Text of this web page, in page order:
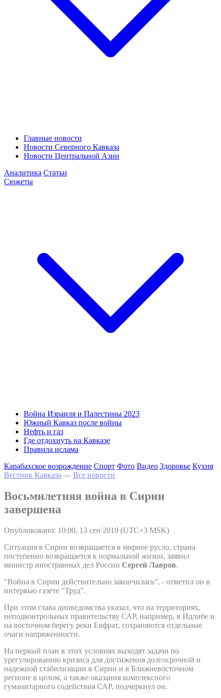
Главные новости
Новости Северного Кавказа
Новости Центральной Азии
Аналитика Статьи
Сюжеты
Война Израиля и Палестины 2023
Южный Кавказ после войны
Нефть и газ
Где отдохнуть на Кавказе
Правила ислама
Карабахское возрождение Спорт Фото Видео Здоровье Кухня
Вестник Кавказа — Все новости
Восьмилетняя война в Сирии
завершена
Опубликовано: 10:00, 13 сен 2019 (UTC+3 MSK)
Ситуация в Сирии возвращается в мирное русло, страна
постепенно возвращается к нормальной жизни, заявил
министр иностранных дел России Сергей Лавров.
"Война в Сирии действительно закончилась", - отметил он в
интервью газете "Труд".
При этом глава дипведомства указал, что на территориях,
неподконтрольных правительству САР, например, в Идлибе и
на восточном берегу реки Евфрат, сохраняются отдельные
очаги напряженности.
На первый план в этих условиях выходят задачи по
урегулированию кризиса для достижения долгосрочной и
надежной стабилизации в Сирии и в Ближневосточном
регионе в целом, а также оказания комплексного
гуманитарного содействия САР, подчеркнул он.